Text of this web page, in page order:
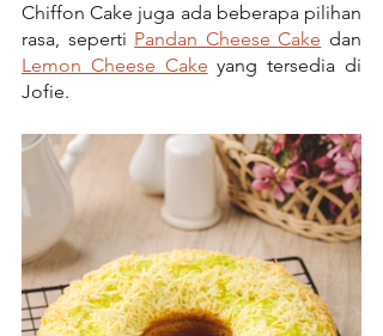
Chiffon Cake juga ada beberapa pilihan
rasa, seperti Pandan Cheese Cake
Lemon Cheese Cake yang tersedia di
Jofie.